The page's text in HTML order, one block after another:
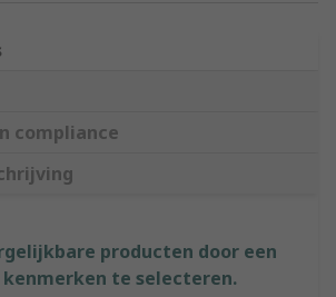
compliance
producten door een
te selecteren.